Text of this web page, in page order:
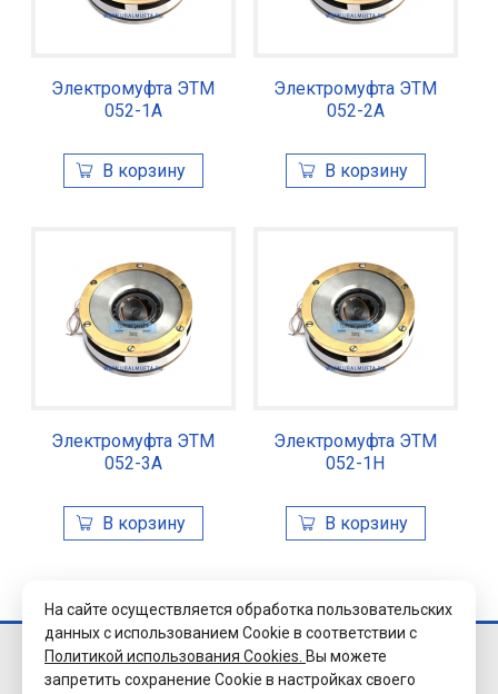
Электромуфта ЭТМ
052-1А
Электромуфта ЭТМ
052-2А
Электромуфта ЭТМ
052-3А
Электромуфта ЭТМ
052-1Н
© 2026 Завод
«Уралэлектромуфта»
На сайте осуществляется обработка пользовательских
данных с использованием Cookie в соответствии с
Политикой использования Cookies. Вы можете
запретить сохранение Cookie в настройках своего